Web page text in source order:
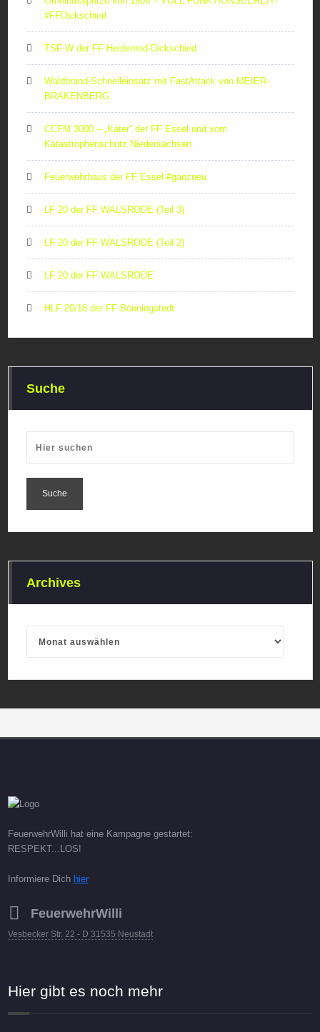
#FFDickschied
TSF-W der FF Heidenrod-Dickschied
Waldbrand-Schnelleinsatz mit FastAttack von MEIER-
BRAKENBERG
CCFM 3000 – „Kater“ der FF Essel und vom
Katastrophenschutz Niedersachsen
Feuerwehrhaus der FF Essel #ganzneu
LF 20 der FF WALSRODE (Teil 3)
LF 20 der FF WALSRODE (Teil 2)
LF 20 der FF WALSRODE
HLF 20/16 der FF Bönningstedt
Suche
Archives
FeuerwehrWilli hat eine Kampagne gestartet:
RESPEKT...LOS!
Informiere Dich hier
FeuerwehrWilli
Vesbecker Str. 22 - D 31535 Neustadt
Hier gibt es noch mehr